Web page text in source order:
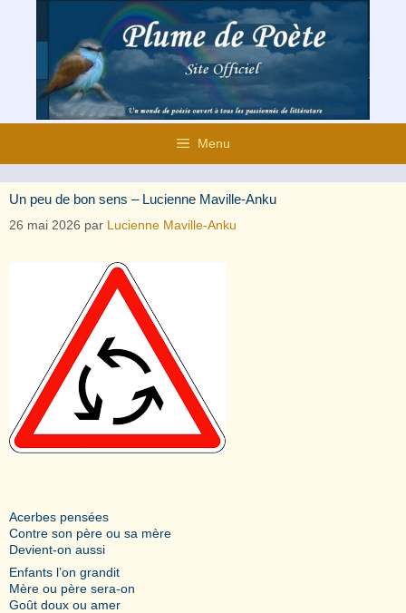
contenu
Menu
Un peu de bon sens – Lucienne Maville-Anku
26 mai 2026 par Lucienne Maville-Anku
Acerbes pensées
Contre son père ou sa mère
Devient-on aussi
Enfants l’on grandit
Mère ou père sera-on
Goût doux ou amer